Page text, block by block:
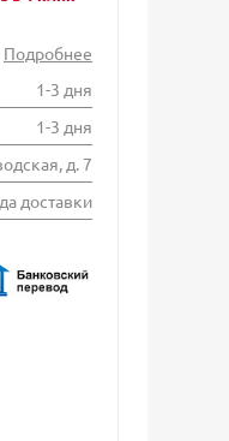
Подробнее
1-3 дня
1-3 дня
д. 7
доставки